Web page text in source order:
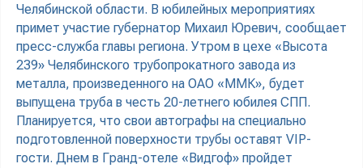
Челябинской области. В юбилейных мероприятиях
примет участие губернатор Михаил Юревич, сообщает
пресс-служба главы региона. Утром в цехе «Высота
239» Челябинского трубопрокатного завода из
металла, произведенного на ОАО «ММК», будет
выпущена труба в честь 20-летнего юбилея СПП.
Планируется, что свои автографы на специально
подготовленной поверхности трубы оставят VIP-
гости. Днем в Гранд-отеле «Видгоф» пройдет